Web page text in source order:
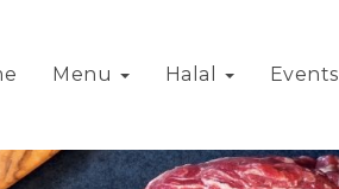
Menu Halal Events